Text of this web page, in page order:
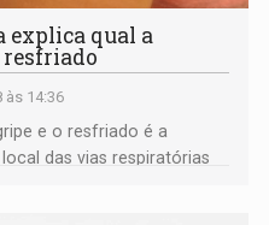
explica qual a
resfriado
às 14:36
e o resfriado é a
das vias respiratórias